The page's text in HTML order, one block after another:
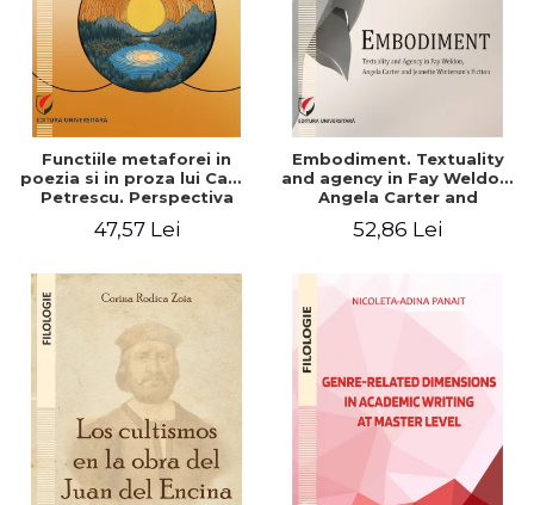
Functiile metaforei in
poezia si in proza lui Camil
Petrescu. Perspectiva
47,57 Lei
Embodiment. Textuality
and agency in Fay Weldon,
Angela Carter and
fiction
52,86 Lei